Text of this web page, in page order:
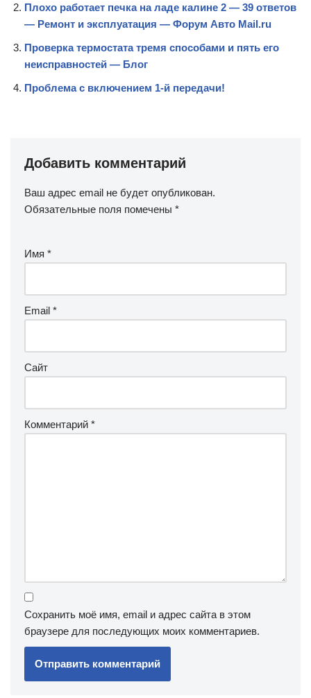
Плохо работает печка на ладе калине 2 — 39 ответов
— Ремонт и эксплуатация — Форум Авто Mail.ru
Проверка термостата тремя способами и пять его
неисправностей — Блог
Проблема с включением 1-й передачи!
Добавить комментарий
Ваш адрес email не будет опубликован.
Обязательные поля помечены *
Имя *
Email *
Сайт
Комментарий *
Сохранить моё имя, email и адрес сайта в этом
браузере для последующих моих комментариев.